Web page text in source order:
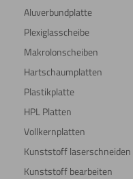
Aluverbundplatte
Plexiglasscheibe
Makrolonscheiben
Hartschaumplatten
Plastikplatte
HPL Platten
Vollkernplatten
Kunststoff laserschneiden
Kunststoff bearbeiten